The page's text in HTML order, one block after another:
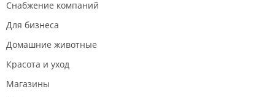
Снабжение компаний
Для бизнеса
Домашние животные
Красота и уход
Магазины